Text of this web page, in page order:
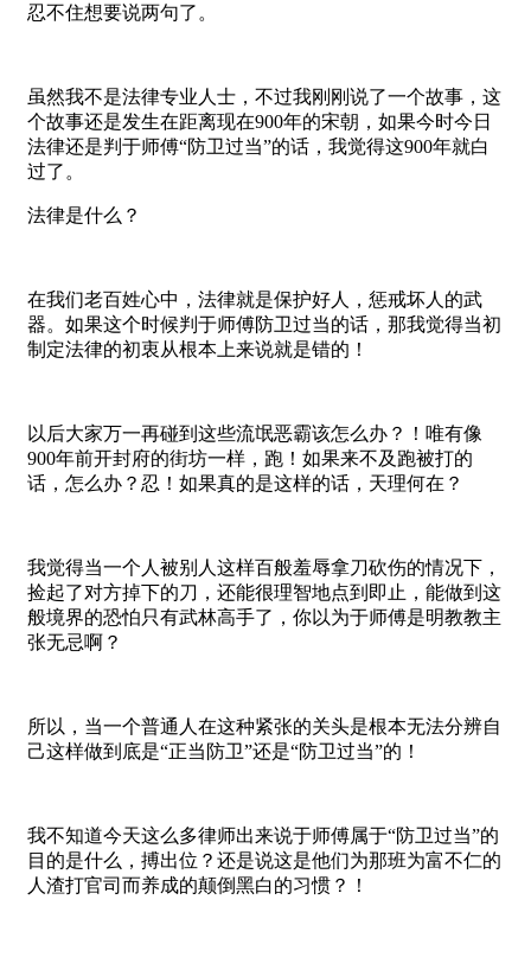
忍不住想要说两句了。
虽然我不是法律专业人士，不过我刚刚说了一个故事，这
个故事还是发生在距离现在900年的宋朝，如果今时今日
法律还是判于师傅“防卫过当”的话，我觉得这900年就白
过了。
法律是什么？
在我们老百姓心中，法律就是保护好人，惩戒坏人的武
器。如果这个时候判于师傅防卫过当的话，那我觉得当初
制定法律的初衷从根本上来说就是错的！
以后大家万一再碰到这些流氓恶霸该怎么办？！唯有像
900年前开封府的街坊一样，跑！如果来不及跑被打的
话，怎么办？忍！如果真的是这样的话，天理何在？
我觉得当一个人被别人这样百般羞辱拿刀砍伤的情况下，
捡起了对方掉下的刀，还能很理智地点到即止，能做到这
般境界的恐怕只有武林高手了，你以为于师傅是明教教主
张无忌啊？
所以，当一个普通人在这种紧张的关头是根本无法分辨自
己这样做到底是“正当防卫”还是“防卫过当”的！
我不知道今天这么多律师出来说于师傅属于“防卫过当”的
目的是什么，搏出位？还是说这是他们为那班为富不仁的
人渣打官司而养成的颠倒黑白的习惯？！